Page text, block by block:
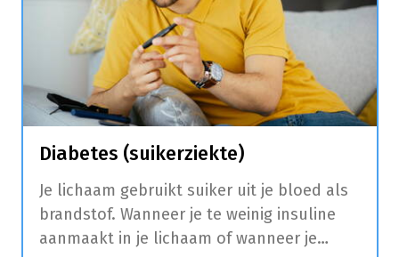
Diabetes (suikerziekte)
Je lichaam gebruikt suiker uit je bloed als
brandstof. Wanneer je te weinig insuline
aanmaakt in je lichaam of wanneer je